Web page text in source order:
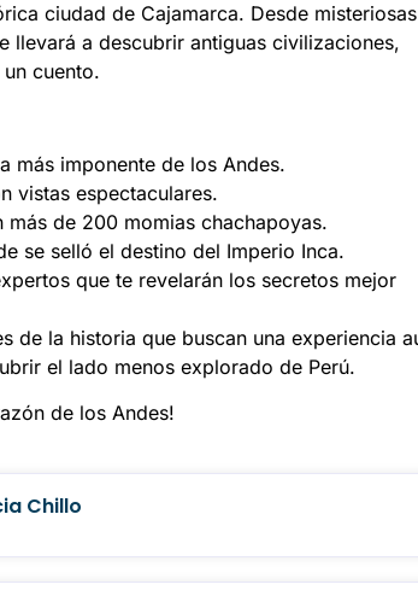
ciudad de Cajamarca. Desde
llevará a descubrir antiguas civilizaciones,
cuento.
más imponente de los Andes.
vistas espectaculares.
de 200 momias chachapoyas.
se selló el destino del Imperio Inca.
que te revelarán los secretos mejor
de la historia que buscan una experiencia
el lado menos explorado de Perú.
de los Andes!
Chillo